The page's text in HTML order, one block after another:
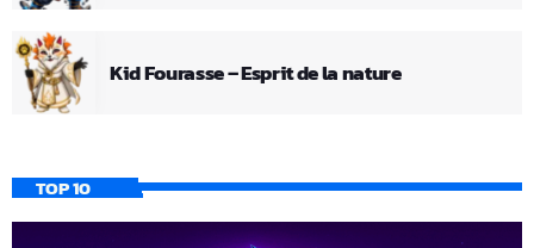
Kid Fourasse – Esprit de la nature
TOP 10